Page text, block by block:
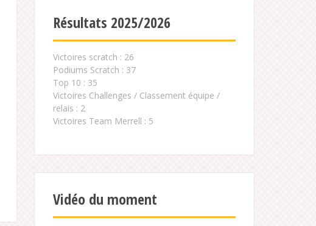
Résultats 2025/2026
Victoires scratch : 26
Podiums Scratch : 37
Top 10 : 35
Victoires Challenges / Classement équipe /
relais : 2
Victoires Team Merrell : 5
Vidéo du moment